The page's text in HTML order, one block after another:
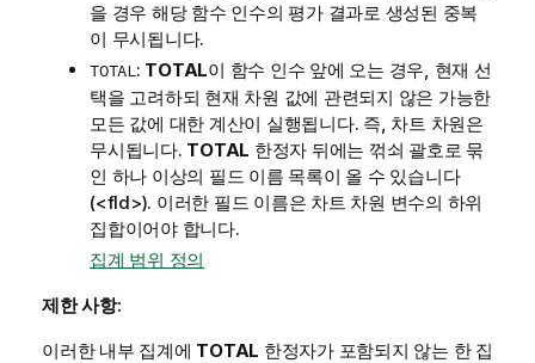
을 경우 해당 함수 인수의 평가 결과로 생성된 중복
이 무시됩니다.
TOTAL: TOTAL이 함수 인수 앞에 오는 경우, 현재 선
택을 고려하되 현재 차원 값에 관련되지 않은 가능한
모든 값에 대한 계산이 실행됩니다. 즉, 차트 차원은
무시됩니다. TOTAL 한정자 뒤에는 꺾쇠 괄호로 묶
인 하나 이상의 필드 이름 목록이 올 수 있습니다
(<fld>). 이러한 필드 이름은 차트 차원 변수의 하위
집합이어야 합니다.
집계 범위 정의
제한 사항:
이러한 내부 집계에 TOTAL 한정자가 포함되지 않는 한 집